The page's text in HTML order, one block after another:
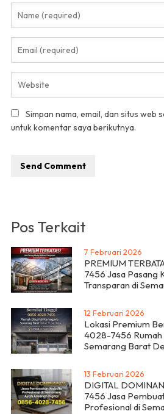
Simpan nama, email, dan situs web
untuk komentar saya berikutnya.
Pos Terkait
7 Februari 2026
PREMIUM
7456 Jasa Pasang
Transparan di
12 Februari 2026
Lokasi Premium
4028-7456 Rumah
Semarang Barat
13 Februari 2026
DIGITAL
7456 Jasa
Profesional di